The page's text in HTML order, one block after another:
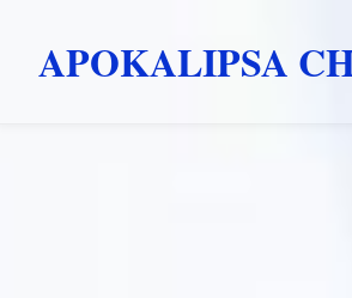
APOKALIPSA